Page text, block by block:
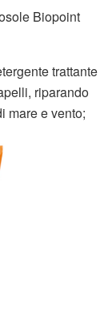
Biopoint
trattante
riparando
mare e vento;